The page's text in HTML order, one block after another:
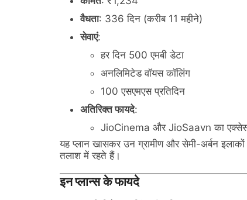
वैधता: 336 दिन (करीब 11 महीने)
सेवाएं:
हर दिन 500 एमबी डेटा
अनलिमिटेड वॉयस कॉलिंग
100 एसएमएस प्रतिदिन
अतिरिक्त फायदे:
JioCinema और JioSaavn का
यह प्लान खासकर उन ग्रामीण और सेमी-अर्बन
तलाश में रहते हैं।
इन प्लान्स के फायदे